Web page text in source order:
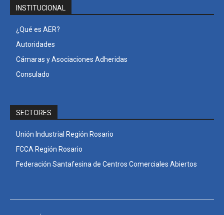
INSTITUCIONAL
¿Qué es AER?
Autoridades
Cámaras y Asociaciones Adheridas
Consulado
SECTORES
Unión Industrial Región Rosario
FCCA Región Rosario
Federación Santafesina de Centros Comerciales Abiertos